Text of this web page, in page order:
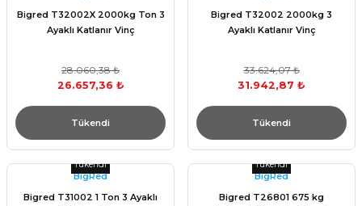
Bigred T32002X 2000kg Ton 3
Ayaklı Katlanır Vinç
28.060,38 ₺
26.657,36 ₺
Tükendi
Bigred T32002 2000kg 3
Ayaklı Katlanır Vinç
33.624,07 ₺
31.942,87 ₺
Tükendi
Tükendi
BigRed
Bigred T31002 1 Ton 3 Ayaklı
Tükendi
BigRed
Bigred T26801 675 kg